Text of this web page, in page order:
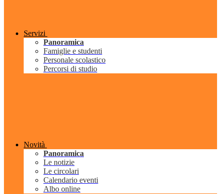
Servizi
Panoramica
Famiglie e studenti
Personale scolastico
Percorsi di studio
Novità
Panoramica
Le notizie
Le circolari
Calendario eventi
Albo online